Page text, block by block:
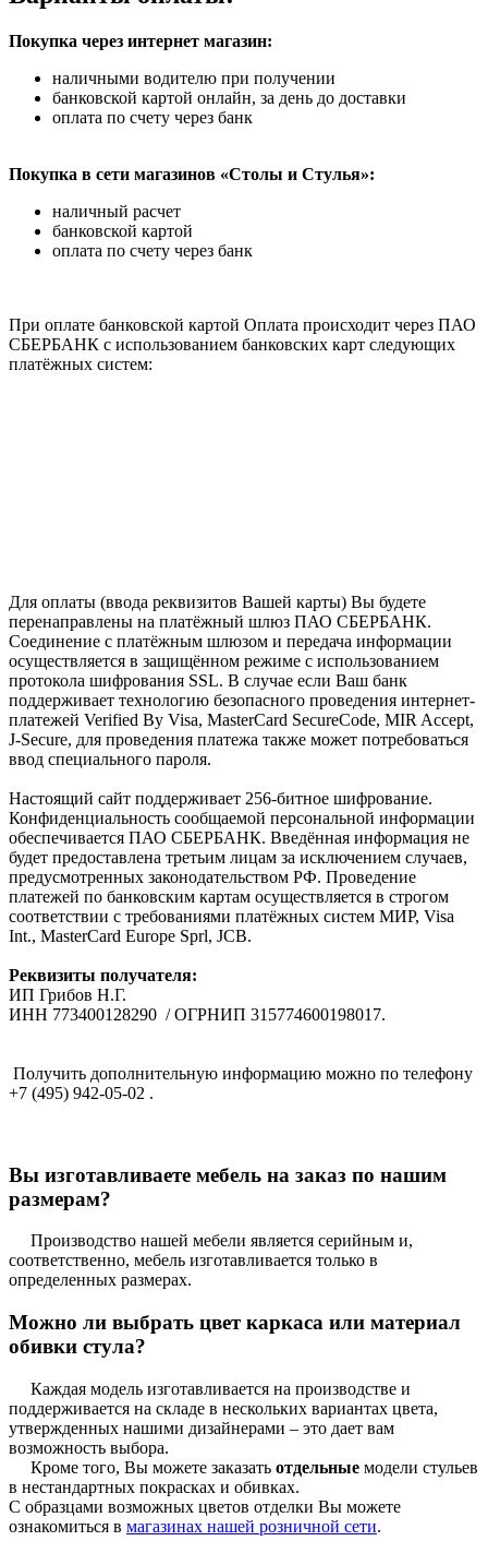
Покупка через интернет магазин:
наличными водителю при получении
банковской картой онлайн, за день до доставки
оплата по счету через банк
Покупка в сети магазинов «Столы и Стулья»:
наличный расчет
банковской картой
оплата по счету через банк
При оплате банковской картой Оплата происходит через ПАО
СБЕРБАНК с использованием банковских карт следующих
платёжных систем:
Для оплаты (ввода реквизитов Вашей карты) Вы будете
перенаправлены на платёжный шлюз ПАО СБЕРБАНК.
Соединение с платёжным шлюзом и передача информации
осуществляется в защищённом режиме с использованием
протокола шифрования SSL. В случае если Ваш банк
поддерживает технологию безопасного проведения интернет-
платежей Verified By Visa, MasterCard SecureCode, MIR Accept,
J-Secure, для проведения платежа также может потребоваться
ввод специального пароля.
Настоящий сайт поддерживает 256-битное шифрование.
Конфиденциальность сообщаемой персональной информации
обеспечивается ПАО СБЕРБАНК. Введённая информация не
будет предоставлена третьим лицам за исключением случаев,
предусмотренных законодательством РФ. Проведение
платежей по банковским картам осуществляется в строгом
соответствии с требованиями платёжных систем МИР, Visa
Int., MasterCard Europe Sprl, JCB.
Реквизиты получателя:
ИП Грибов Н.Г.
ИНН 773400128290 / ОГРНИП 315774600198017.
Получить дополнительную информацию можно по телефону
+7 (495) 942-05-02 .
Вы изготавливаете мебель на заказ по нашим
размерам?
Производство нашей мебели является серийным и,
соответственно, мебель изготавливается только в
определенных размерах.
Можно ли выбрать цвет каркаса или материал
обивки стула?
Каждая модель изготавливается на производстве и
поддерживается на складе в нескольких вариантах цвета,
утвержденных нашими дизайнерами – это дает вам
возможность выбора.
Кроме того, Вы можете заказать отдельные модели стульев
в нестандартных покрасках и обивках.
С образцами возможных цветов отделки Вы можете
ознакомиться в магазинах нашей розничной сети.